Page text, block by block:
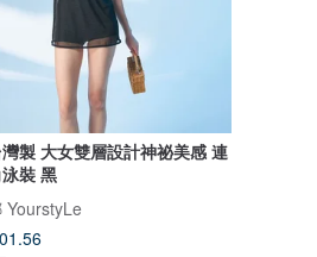
製 大女雙層設計神祕美感 連
裝 黑
YourstyLe